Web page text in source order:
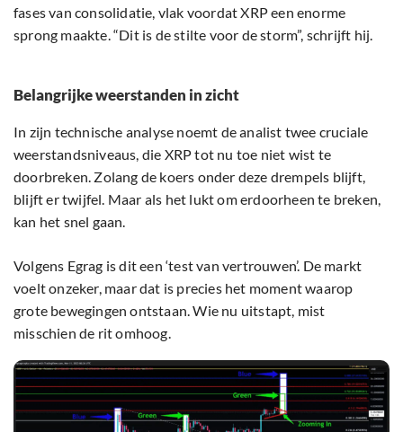
fases van consolidatie, vlak voordat XRP een enorme
sprong maakte. “Dit is de stilte voor de storm”, schrijft hij.
Belangrijke weerstanden in zicht
In zijn technische analyse noemt de analist twee cruciale
weerstandsniveaus, die XRP tot nu toe niet wist te
doorbreken. Zolang de koers onder deze drempels blijft,
blijft er twijfel. Maar als het lukt om erdoorheen te breken,
kan het snel gaan.
Volgens Egrag is dit een ‘test van vertrouwen’. De markt
voelt onzeker, maar dat is precies het moment waarop
grote bewegingen ontstaan. Wie nu uitstapt, mist
misschien de rit omhoog.